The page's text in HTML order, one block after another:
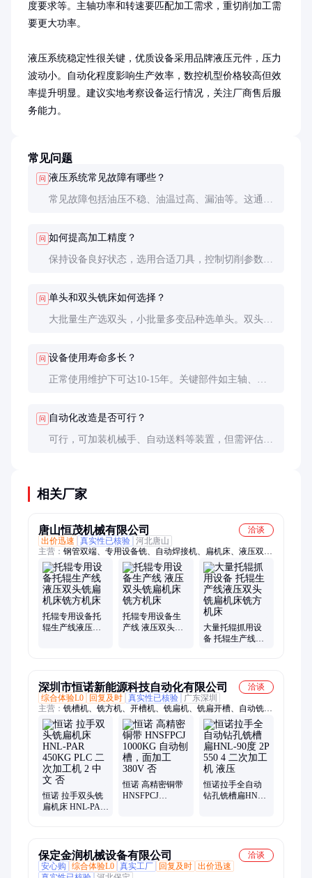
度要求等。主轴功率和转速要匹配加工需求，重切削加工需
要更大功率。
液压系统稳定性很关键，优质设备采用品牌液压元件，压力
波动小。自动化程度影响生产效率，数控机型价格较高但效
率提升明显。建议实地考察设备运行情况，关注厂商售后服
务能力。
常见问题
问 液压系统常见故障有哪些？
常见故障包括油压不稳、油温过高、漏油等。这通常
问 如何提高加工精度？
保持设备良好状态，选用合适刀具，控制切削参数，
问 单头和双头铣床如何选择？
大批量生产选双头，小批量多变品种选单头。双头效
问 设备使用寿命多长？
正常使用维护下可达10-15年。关键部件如主轴、导
问 自动化改造是否可行？
可行，可加装机械手、自动送料等装置，但需评估改
相关厂家
唐山恒茂机械有限公司
洽谈
出价迅速
真实性已核验 河北唐山
主营： 钢管双端、专用设备铣、自动焊接机、扁机床、液压双
头、倒角机床、液压切管机、车卡簧槽机床、自动压装机床、钢
管自动倒角、高压托辊自动、托辊专用设备、高速高压托辊、焊
接机高速焊
托辊专用设备托
辊生产线液压双
托辊专用设备生
产线 液压双头铣
大量托辊抓用设
备 托辊生产线液
深圳市恒诺新能源科技自动化有限公司
洽谈
综合体验L0
回复及时 真实性已核验
广东深圳
主营： 铣槽机、铣方机、开槽机、铣扁机、铣扁开槽、自动铣
扁、多功能铣扁、铣扁钻孔机、自动钻孔铣扁、一字槽机、铣四
方机、去毛刺机、铣六方机、自动铣槽、三轴自动、开槽钻孔
机、伺服全自动、铣槽钻孔机、同轴连接器、钻孔倒角机、自动
钻孔铣槽
恒诺 拉手双头铣
扁机床 HNL-PAR
恒诺 高精密铜带
HNSFPCJ
恒诺拉手全自动
钻孔铣槽扁HNL-
保定金润机械设备有限公司
洽谈
安心购
综合体验L0 真实工厂 回复及时 出价迅速